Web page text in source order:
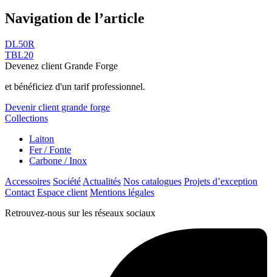
Navigation de l’article
DL50R
TBL20
Devenez client Grande Forge
et bénéficiez d'un tarif professionnel.
Devenir client grande forge
Collections
Laiton
Fer / Fonte
Carbone / Inox
Accessoires Société Actualités Nos catalogues Projets d’exception
Contact Espace client Mentions légales
Retrouvez-nous sur les réseaux sociaux